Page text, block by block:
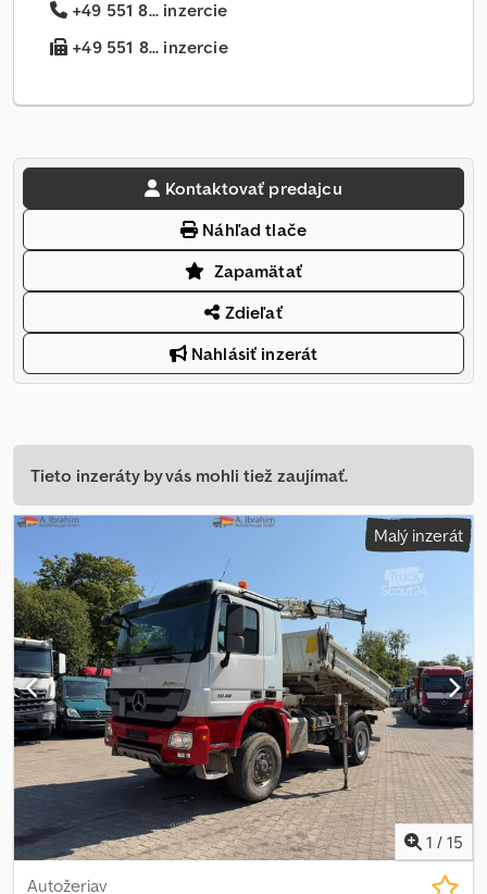
+49 551 8... inzercie
+49 551 8... inzercie
Kontaktovať predajcu
Náhľad tlače
Zapamätať
Zdieľať
Nahlásiť inzerát
Tieto inzeráty by vás mohli tiež zaujímať.
Malý inzerát
1 / 15
Autožeriav